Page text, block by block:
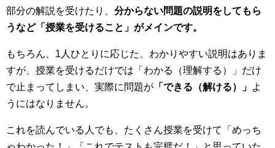
部分の解説を受けたり、 分からない問題の説明をしてもら
うなど「授業を受けること」がメインです。
もちろん、1人ひとりに応じた、わかりやすい説明はありま
すが、授業を受けるだけでは「わかる（理解する）」だけ
で止まってしまい、実際に問題が 「できる（解ける）」 よ
うにはなりません。
これを読んでいる人でも、たくさん授業を受けて「めっち